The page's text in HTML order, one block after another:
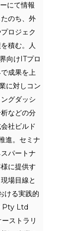
にて情報
のち、外
ロジェク
積む。人
向けITプロ
成果を上
に対しコン
グダッシ
などの分
社ビルド
進。セミナ
パートナ
に提供す
場目線と
ける実践的
Pty Ltd
ストラリ